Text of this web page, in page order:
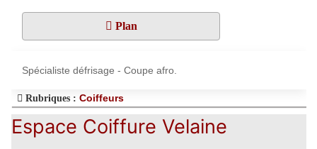
Plan
Spécialiste défrisage - Coupe afro.
Rubriques : Coiffeurs
Espace Coiffure Velaine